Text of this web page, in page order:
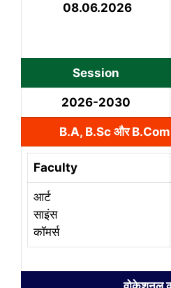
08.06.2026
Session
2026-2030
B.A, B.Sc और B.Com
Faculty
आर्ट
साइंस
कॉमर्स